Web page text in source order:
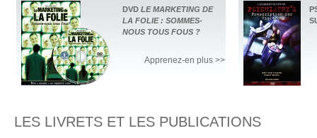
DVD LE MARKETING DE
LA FOLIE : SOMMES-
NOUS TOUS FOUS ?
Apprenez-en plus >>
LES LIVRETS ET LES PUBLICATIONS